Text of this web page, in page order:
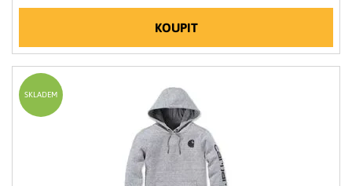
KOUPIT
SKLADEM